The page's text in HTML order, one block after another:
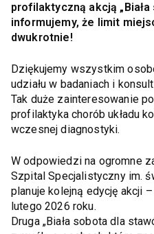
profilaktyczną akcją
informujemy, że limit
dwukrotnie!
Dziękujemy wszystkim
udziału w badaniach i
Tak duże zainteresowanie
profilaktyka chorób układu
wczesnej diagnostyki.
W odpowiedzi na ogromne
Szpital Specjalistyczny im.
planuje kolejną edycję akcji
lutego 2026 roku.
Druga „Biała sobota dla